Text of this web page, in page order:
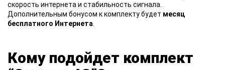
скорость интернета и стабильность сигнала.
Дополнительным бонусом к комплекту будет месяц
бесплатного Интернета
Кому подойдет комплект